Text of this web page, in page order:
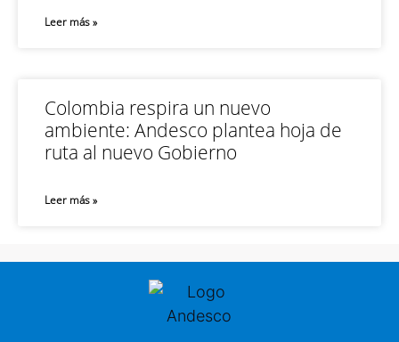
Leer más »
Colombia respira un nuevo
ambiente: Andesco plantea hoja de
ruta al nuevo Gobierno
Leer más »